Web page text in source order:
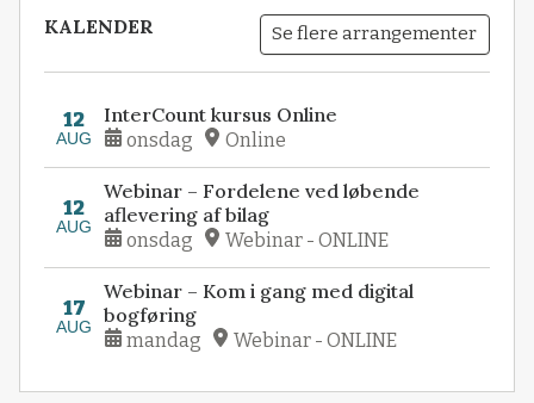
KALENDER Se flere arrangementer
12
AUG
InterCount kursus Online
onsdag Online
12
AUG
Webinar – Fordelene ved løbende
aflevering af bilag
onsdag Webinar - ONLINE
17
AUG
Webinar – Kom i gang med digital
bogføring
mandag Webinar - ONLINE